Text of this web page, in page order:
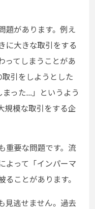
題があります。例え
に大きな取引をする
ってしまうことがあ
引をしようとした
った...」というよう
規模な取引をする企
重要な問題です。流
よって「インパーマ
ことがあります。
見逃せません。過去